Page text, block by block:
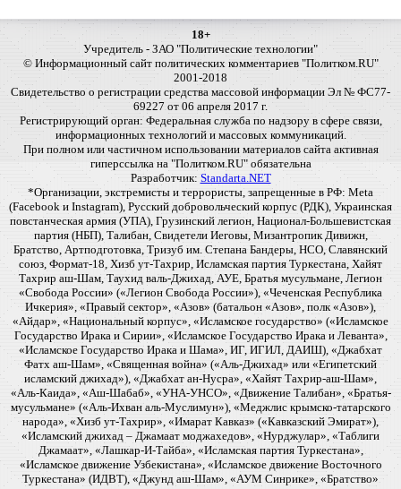
18+
Учредитель - ЗАО "Политические технологии"
© Информационный сайт политических комментариев "Политком.RU"
2001-2018
Свидетельство о регистрации средства массовой информации Эл № ФС77-
69227 от 06 апреля 2017 г.
Регистрирующий орган: Федеральная служба по надзору в сфере связи,
информационных технологий и массовых коммуникаций.
При полном или частичном использовании материалов сайта активная
гиперссылка на "Политком.RU" обязательна
Разработчик: Standarta.NET
*Организации, экстремисты и террористы, запрещенные в РФ: Meta
(Facebook и Instagram), Русский добровольческий корпус (РДК), Украинская
повстанческая армия (УПА), Грузинский легион, Национал-Большевистская
партия (НБП), Талибан, Свидетели Иеговы, Мизантропик Дивижн,
Братство, Артподготовка, Тризуб им. Степана Бандеры, НСО, Славянский
союз, Формат-18, Хизб ут-Тахрир, Исламская партия Туркестана, Хайят
Тахрир аш-Шам, Таухид валь-Джихад, АУЕ, Братья мусульмане, Легион
«Свобода России» («Легион Свобода России»), «Чеченская Республика
Ичкерия», «Правый сектор», «Азов» (батальон «Азов», полк «Азов»),
«Айдар», «Национальный корпус», «Исламское государство» («Исламское
Государство Ирака и Сирии», «Исламское Государство Ирака и Леванта»,
«Исламское Государство Ирака и Шама», ИГ, ИГИЛ, ДАИШ), «Джабхат
Фатх аш-Шам», «Священная война» («Аль-Джихад» или «Египетский
исламский джихад»), «Джабхат ан-Нусра», «Хайят Тахрир-аш-Шам»,
«Аль-Каида», «Аш-Шабаб», «УНА-УНСО», «Движение Талибан», «Братья-
мусульмане» («Аль-Ихван аль-Муслимун»), «Меджлис крымско-татарского
народа», «Хизб ут-Тахрир», «Имарат Кавказ» («Кавказский Эмират»),
«Исламский джихад – Джамаат моджахедов», «Нурджулар», «Таблиги
Джамаат», «Лашкар-И-Тайба», «Исламская партия Туркестана»,
«Исламское движение Узбекистана», «Исламское движение Восточного
Туркестана» (ИДВТ), «Джунд аш-Шам», «АУМ Синрике», «Братство»